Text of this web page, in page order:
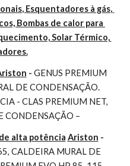
Esquentadores à gás,
Bombas de calor para
Solar Térmico,
- GENUS PREMIUM
DE CONDENSAÇÃO.
- CLAS PREMIUM NET,
CONDENSAÇÃO –
alta potência Ariston
CALDEIRA MURAL DE